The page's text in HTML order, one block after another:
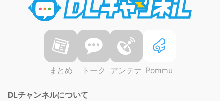
まとめ トーク アンテナ Pommu
DLチャンネルについて